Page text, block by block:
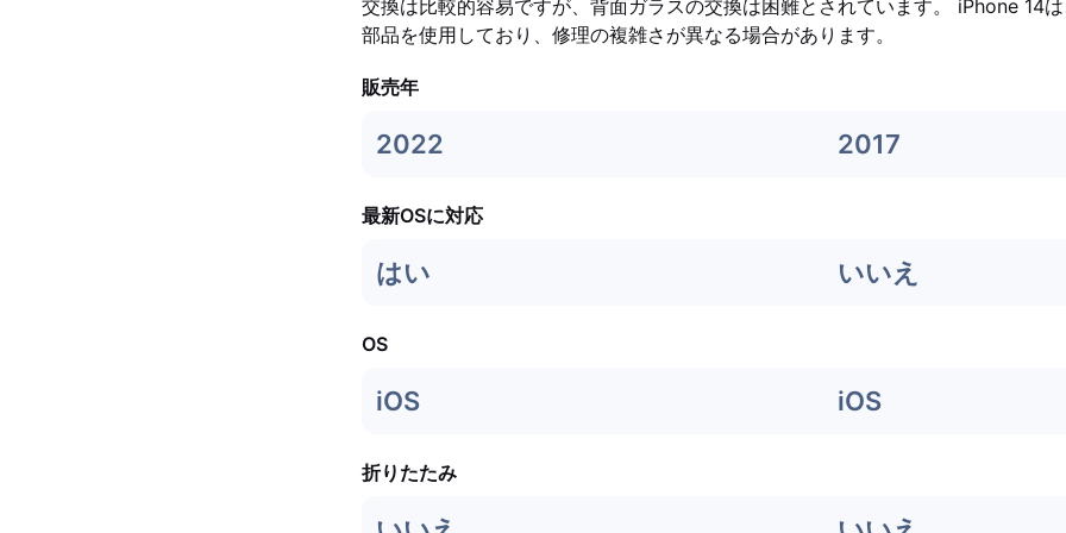
交換は比較的容易ですが、背面ガラスの交換は困難とされています。 iPhone 14
部品を使用しており、修理の複雑さが異なる場合があります。
販売年
2022 2017
最新OSに対応
はい いいえ
OS
iOS iOS
折りたたみ